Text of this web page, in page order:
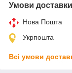
Умови доставки
Нова Пошта
Укрпошта
Всі умови